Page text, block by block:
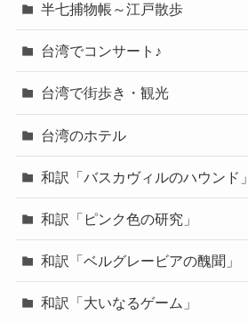
半七捕物帳～江戸散歩
台湾でコンサート♪
台湾で街歩き・観光
台湾のホテル
和訳「バスカヴィルのハウンド」
和訳「ピンク色の研究」
和訳「ベルグレービアの醜聞」
和訳「大いなるゲーム」